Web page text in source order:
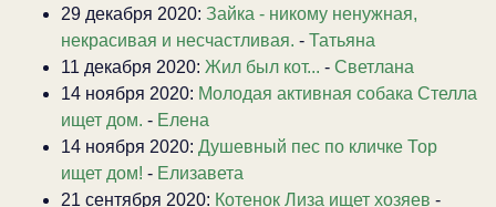
29 декабря 2020: Зайка - никому ненужная,
некрасивая и несчастливая. - Татьяна
11 декабря 2020: Жил был кот... - Светлана
14 ноября 2020: Молодая активная собака Стелла
ищет дом. - Елена
14 ноября 2020: Душевный пес по кличке Тор
ищет дом! - Елизавета
21 сентября 2020: Котенок Лиза ищет хозяев -